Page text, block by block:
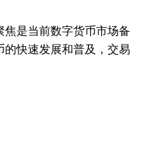
是当前数字货币市场备
快速发展和普及，交易